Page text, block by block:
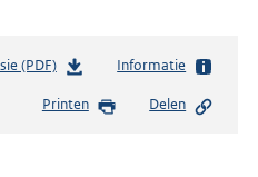
(PDF)b
s
Informatie
Printen Delen